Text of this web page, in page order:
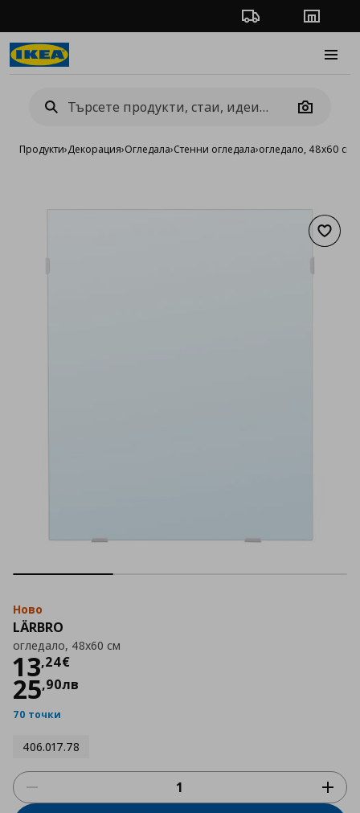
Проследяване на
Camera
Продукти›Декорация›Огледала›Стенни огледала›огледало, 48x60 см
Ново
LÄRBRO
огледало, 48x60 см
13,24€
Цена
25,90лв
70 точки
406.017.78